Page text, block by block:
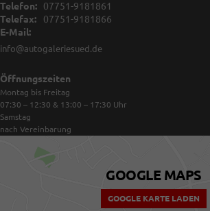
Telefon:
07751-9181861
Telefax:
07751-9181866
E-Mail:
info@autogaleriesued.de
Öffnungszeiten
Montag bis Freitag
07:30 – 12:30 & 13:00 – 17:30 Uhr
Samstag
nach Vereinbarung
GOOGLE MAPS
GOOGLE KARTE LADEN